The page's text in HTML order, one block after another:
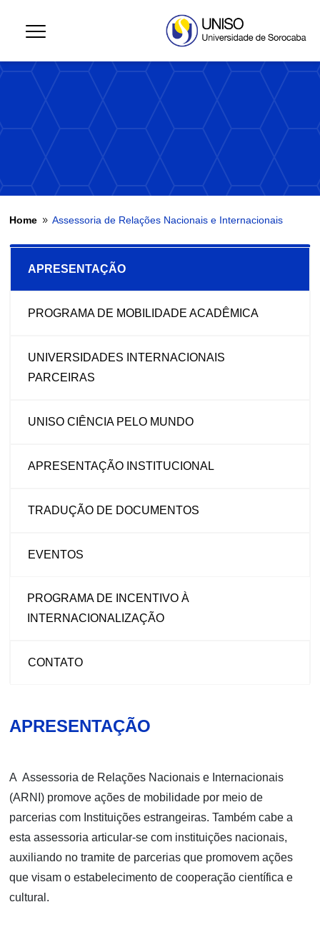
Home 9 Assessoria de Relações Nacionais e Internacionais
APRESENTAÇÃO
PROGRAMA DE MOBILIDADE ACADÊMICA
UNIVERSIDADES INTERNACIONAIS
PARCEIRAS
UNISO CIÊNCIA PELO MUNDO
APRESENTAÇÃO INSTITUCIONAL
TRADUÇÃO DE DOCUMENTOS
EVENTOS
PROGRAMA DE INCENTIVO À
INTERNACIONALIZAÇÃO
CONTATO
APRESENTAÇÃO
A Assessoria de Relações Nacionais e Internacionais
(ARNI) promove ações de mobilidade por meio de
parcerias com Instituições estrangeiras. Também cabe a
esta assessoria articular-se com instituições nacionais,
auxiliando no tramite de parcerias que promovem ações
que visam o estabelecimento de cooperação científica e
cultural.